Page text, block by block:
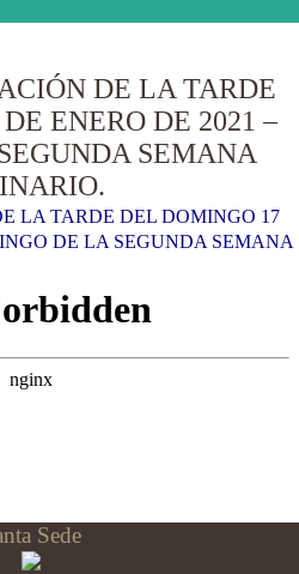
DE LA TARDE
ENERO DE 2021 –
SEMANA
LA TARDE DEL DOMINGO 17
DE LA SEGUNDA SEMANA
Sede